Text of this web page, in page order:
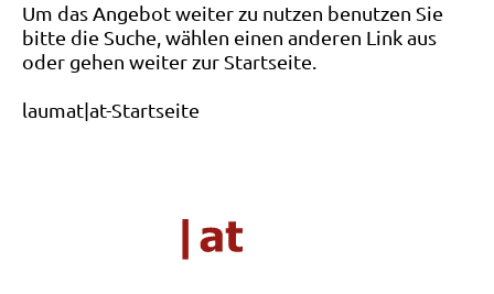
Um das Angebot weiter zu nutzen benutzen Sie
bitte die Suche, wählen einen anderen Link aus
oder gehen weiter zur Startseite.
laumat|at-Startseite